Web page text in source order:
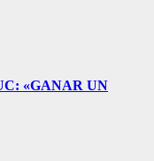
«GANAR UN